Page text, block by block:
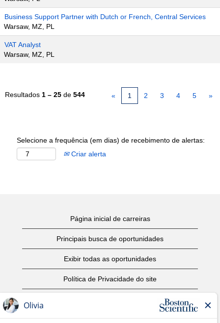
Business Support Partner with Dutch or French, Central Services
Warsaw, MZ, PL
VAT Analyst
Warsaw, MZ, PL
Resultados 1 – 25 de 544 « 1 2 3 4 5 »
Selecione a frequência (em dias) de recebimento de alertas:
Criar alerta
Página inicial de carreiras
Principais busca de oportunidades
Exibir todas as oportunidades
Política de Privacidade do site
Aviso de Direitos Autorais